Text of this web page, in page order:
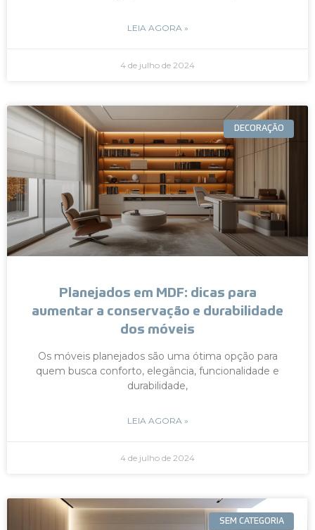
LEIA AGORA »
4 de julho de 2024
DECORAÇÃO
Planejados em MDF: dicas para
aumentar a conservação e durabilidade
dos móveis
Os móveis planejados são uma ótima opção para
quem busca conforto, elegância, funcionalidade e
durabilidade,
LEIA AGORA »
4 de julho de 2024
SEM CATEGORIA